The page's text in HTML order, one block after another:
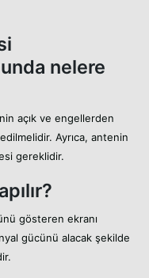
nelere
açık ve engellerden
Ayrıca, antenin
gereklidir.
gösteren ekranı
gücünü alacak şekilde